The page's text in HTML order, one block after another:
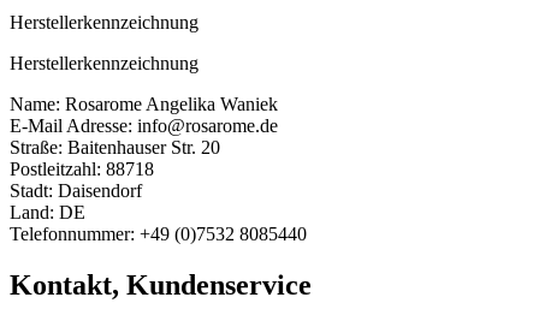
Herstellerkennzeichnung
Herstellerkennzeichnung
Name: Rosarome Angelika Waniek
E-Mail Adresse: info@rosarome.de
Straße: Baitenhauser Str. 20
Postleitzahl: 88718
Stadt: Daisendorf
Land: DE
Telefonnummer: +49 (0)7532 8085440
Kontakt, Kundenservice